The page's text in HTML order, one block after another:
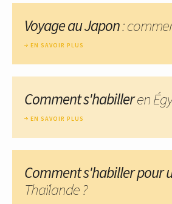
Voyage au Japon:
EN SAVOIR PLUS
Comment s'habilleren
EN SAVOIR PLUS
Comment s'habiller pour
Thaïlande ?